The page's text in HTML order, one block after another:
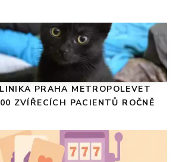
PRAHA METROPOLEVET
ZVÍŘECÍCH PACIENTŮ ROČNĚ